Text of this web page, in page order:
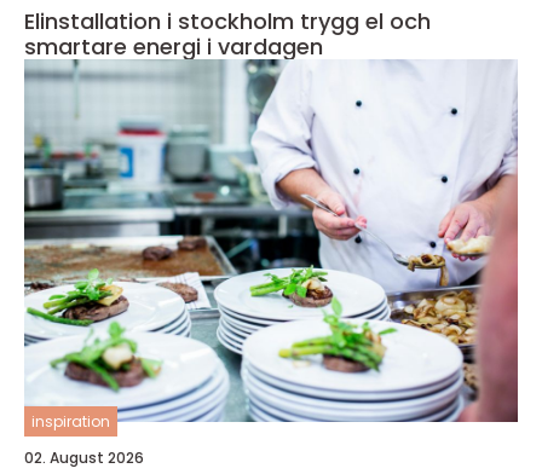
Elinstallation i stockholm trygg el och
smartare energi i vardagen
inspiration
02. August 2026